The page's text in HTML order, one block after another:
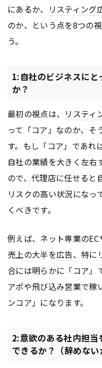
にあるか、 リスティング
のか、という点を8つの
う。
1:自社のビジネスにと
か？
最初の視点は、 リスティ
って「コア」なのか、そ
す。もし「コア」であれば
自社の業績を大きく左右
ので、代理店に任せると
リスクの高い状況になっ
くべきです。
例えば、ネット専業の
売上の大半を広告、特に
合には明らかに「コア」
アポや飛び込み営業で稼
ンコア」になります。
2:意欲のある社内担
できるか？（辞めない